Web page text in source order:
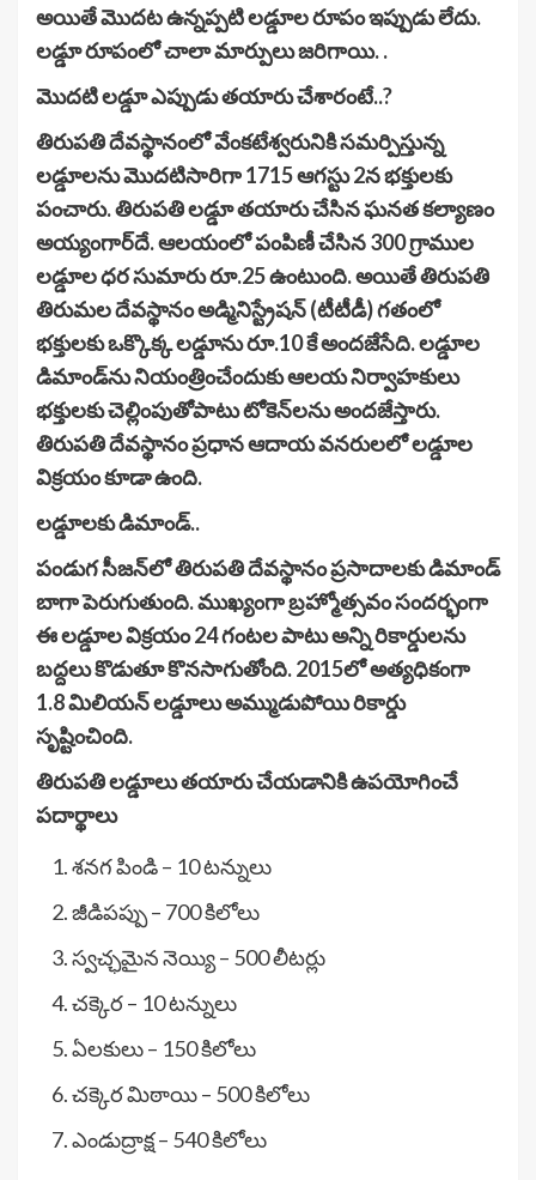
అయితే మొదట ఉన్నప్పటి లడ్డూల రూపం ఇప్పుడు లేదు.
లడ్డూ రూపంలో చాలా మార్పులు జరిగాయి. .
మొదటి లడ్డూ ఎప్పుడు తయారు చేశారంటే..?
తిరుపతి దేవస్థానంలో వేంకటేశ్వరునికి సమర్పిస్తున్న
లడ్డూలను మొదటిసారిగా 1715 ఆగస్టు 2న భక్తులకు
పంచారు. తిరుపతి లడ్డూ తయారు చేసిన ఘనత కల్యాణం
అయ్యంగార్‌దే. ఆలయంలో పంపిణీ చేసిన 300 గ్రాముల
లడ్డూల ధర సుమారు రూ.25 ఉంటుంది. అయితే తిరుపతి
తిరుమల దేవస్థానం అడ్మినిస్ట్రేషన్ (టీటీడీ) గతంలో
భక్తులకు ఒక్కొక్క లడ్డూను రూ.10 కే అందజేసేది. లడ్డూల
డిమాండ్‌ను నియంత్రించేందుకు ఆలయ నిర్వాహకులు
భక్తులకు చెల్లింపుతోపాటు టోకెన్‌లను అందజేస్తారు.
తిరుపతి దేవస్థానం ప్రధాన ఆదాయ వనరులలో లడ్డూల
విక్రయం కూడా ఉంది.
లడ్డూలకు డిమాండ్..
పండుగ సీజన్‌లో తిరుపతి దేవస్థానం ప్రసాదాలకు డిమాండ్‌
బాగా పెరుగుతుంది. ముఖ్యంగా బ్రహ్మోత్సవం సందర్భంగా
ఈ లడ్డూల విక్రయం 24 గంటల పాటు అన్ని రికార్డులను
బద్దలు కొడుతూ కొనసాగుతోంది. 2015లో అత్యధికంగా
1.8 మిలియన్ లడ్డూలు అమ్ముడుపోయి రికార్డు
సృష్టించింది.
తిరుపతి లడ్డూలు తయారు చేయడానికి ఉపయోగించే
పదార్థాలు
శనగ పిండి – 10 టన్నులు
జీడిపప్పు – 700 కిలోలు
స్వచ్ఛమైన నెయ్యి – 500 లీటర్లు
చక్కెర – 10 టన్నులు
ఏలకులు – 150 కిలోలు
చక్కెర మిఠాయి – 500 కిలోలు
ఎండుద్రాక్ష – 540 కిలోలు